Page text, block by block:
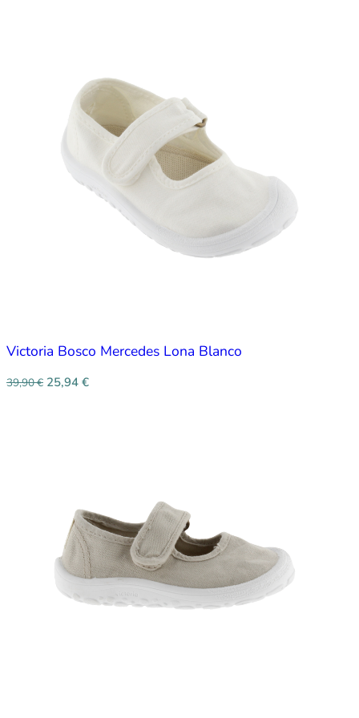
Victoria Bosco Mercedes Lona Blanco
39,90€ 25,94 €